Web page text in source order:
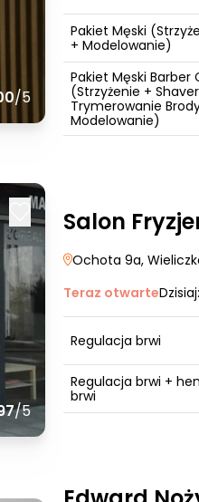
/5
Pakiet Męski
+ Modelowanie)
Pakiet Męski Barber
(Strzyżenie +
Trymerowanie
Modelowanie)
/5
Salon
Ochota 9a,
Teraz otwarteDzisiaj:
Regulacja brwi
Regulacja brwi +
brwi